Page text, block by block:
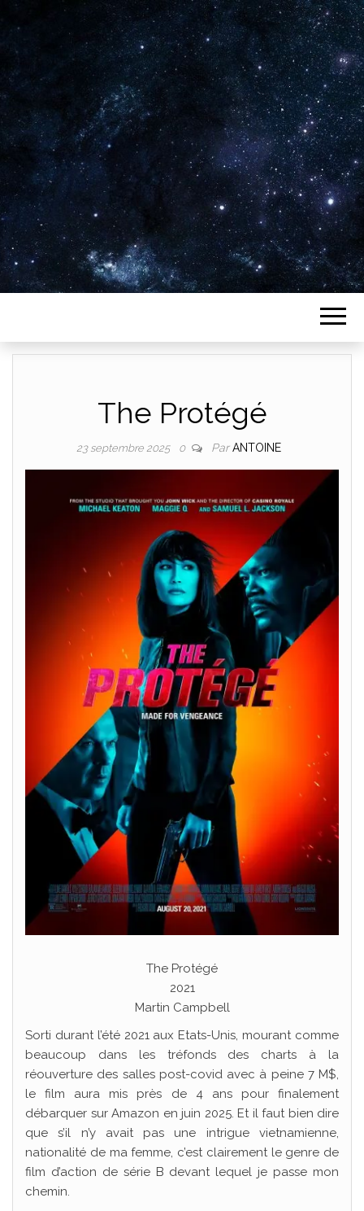
Plus de 2800 critiques de films
The Protégé
23 septembre 2025 0 ParANTOINE
The Protégé
2021
Martin Campbell
Sorti durant l’été 2021 aux Etats-Unis, mourant comme
beaucoup dans les tréfonds des charts à la
réouverture des salles post-covid avec à peine 7 M$,
le film aura mis près de 4 ans pour finalement
débarquer sur Amazon en juin 2025. Et il faut bien dire
que s’il n’y avait pas une intrigue vietnamienne,
nationalité de ma femme, c’est clairement le genre de
film d’action de série B devant lequel je passe mon
chemin.